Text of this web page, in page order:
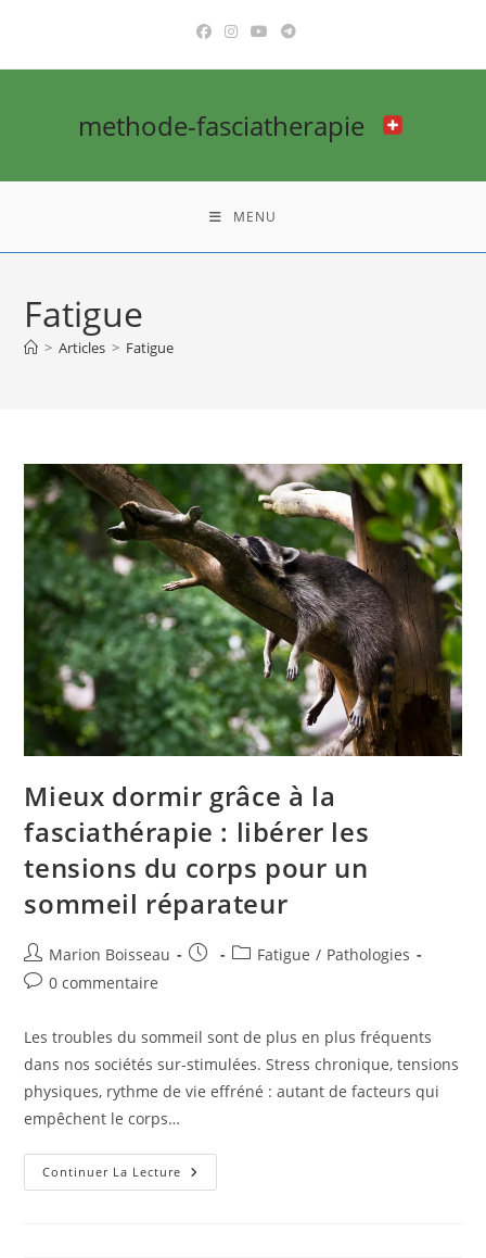
methode-fasciatherapie
MENU
Fatigue
> Articles > Fatigue
Mieux dormir grâce à la
fasciathérapie : libérer les
tensions du corps pour un
sommeil réparateur
Marion Boisseau Fatigue / Pathologies
0 commentaire
Les troubles du sommeil sont de plus en plus fréquents
dans nos sociétés sur-stimulées. Stress chronique, tensions
physiques, rythme de vie effréné : autant de facteurs qui
empêchent le corps…
Continuer La Lecture